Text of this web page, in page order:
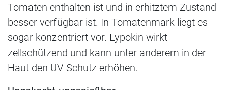
Tomaten enthalten ist und in erhitztem Zustand
besser verfügbar ist. In Tomatenmark liegt es
sogar konzentriert vor. Lypokin wirkt
zellschützend und kann unter anderem in der
Haut den UV-Schutz erhöhen.